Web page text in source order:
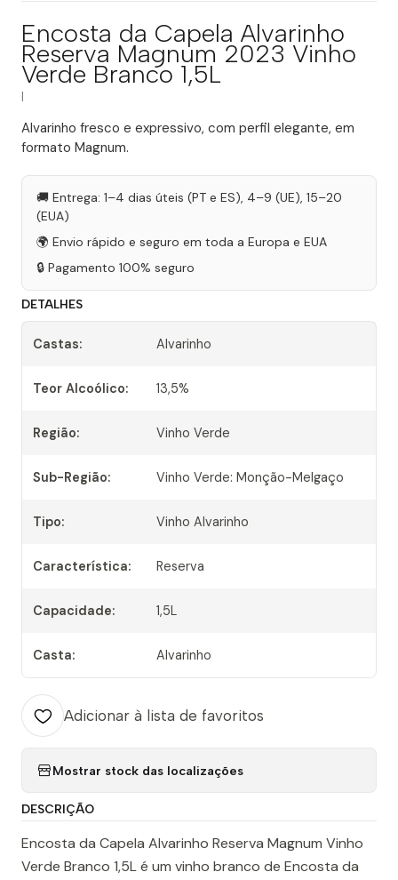
Encosta da Capela Alvarinho
Reserva Magnum 2023 Vinho
Verde Branco 1,5L
Alvarinho fresco e expressivo, com perfil elegante, em
formato Magnum.
🚚 Entrega: 1–4 dias úteis (PT e ES), 4–9 (UE), 15–20
(EUA)
🌍 Envio rápido e seguro em toda a Europa e EUA
🔒 Pagamento 100% seguro
DETALHES
Castas: Alvarinho
Teor Alcoólico: 13,5%
Região: Vinho Verde
Sub-Região: Vinho Verde: Monção-Melgaço
Tipo: Vinho Alvarinho
Característica: Reserva
Capacidade: 1,5L
Casta: Alvarinho
Adicionar à lista de favoritos
Mostrar stock das localizações
DESCRIÇÃO
Encosta da Capela Alvarinho Reserva Magnum Vinho
Verde Branco 1,5L é um vinho branco de Encosta da